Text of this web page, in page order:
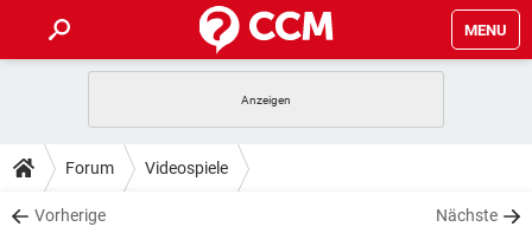
MENU
ANDROID
WINDOWS 10
TIPPS & TRICKS
SPIELE
DOWNLOADS
Forum Videospiele
Vorherige Nächste